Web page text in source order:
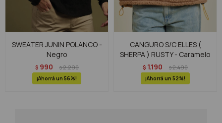
SWEATER JUNIN POLANCO -
Negro
$ 990 $2.290
56
CANGURO S/C ELLES (
SHERPA ) RUSTY - Caramelo
$ 1.190 $2.490
52